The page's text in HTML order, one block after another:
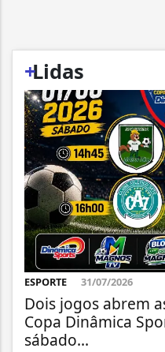
+
Lidas
ESPORTE 31/07/2026
Dois jogos abrem
Copa Dinâmica
sábado...